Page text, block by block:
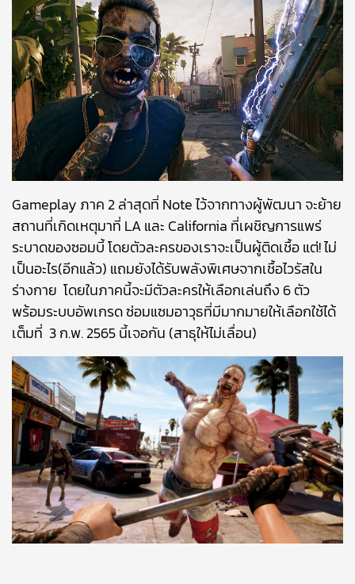
Gameplay ภาค 2 ล่าสุดที่ Note ไว้จากทางผู้พัฒนา จะย้าย
สถานที่เกิดเหตุมาที่ LA และ California ที่เผชิญการแพร่
ระบาดของซอมบี้ โดยตัวละครของเราจะเป็นผู้ติดเชื้อ แต่! ไม่
เป็นอะไร(อีกแล้ว) แถมยังได้รับพลังพิเศษจากเชื้อไวรัสใน
ร่างกาย โดยในภาคนี้จะมีตัวละครให้เลือกเล่นถึง 6 ตัว
พร้อมระบบอัพเกรด ซ่อมแซมอาวุธที่มีมากมายให้เลือกใช้ได้
เต็มที่ 3 ก.พ. 2565 นี้เจอกัน (สาธุให้ไม่เลื่อน)